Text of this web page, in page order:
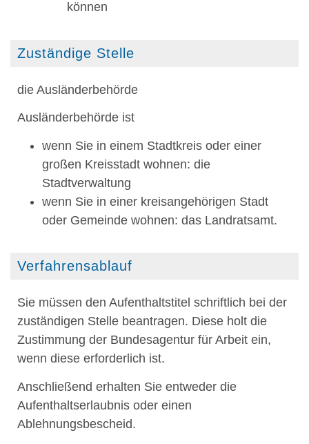
können
Zuständige Stelle
die Ausländerbehörde
Ausländerbehörde ist
wenn Sie in einem Stadtkreis oder einer
großen Kreisstadt wohnen: die
Stadtverwaltung
wenn Sie in einer kreisangehörigen Stadt
oder Gemeinde wohnen: das Landratsamt.
Verfahrensablauf
Sie müssen den Aufenthaltstitel schriftlich bei der
zuständigen Stelle beantragen. Diese holt die
Zustimmung der Bundesagentur für Arbeit ein,
wenn diese erforderlich ist.
Anschließend erhalten Sie entweder die
Aufenthaltserlaubnis oder einen
Ablehnungsbescheid.